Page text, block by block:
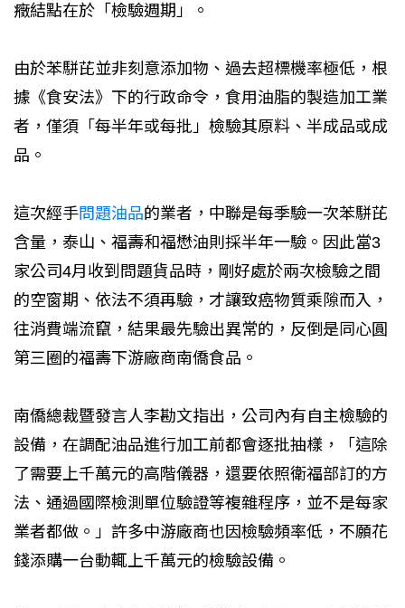
癥結點在於「檢驗週期」。
由於苯駢芘並非刻意添加物、過去超標機率極低，根
據《食安法》下的行政命令，食用油脂的製造加工業
者，僅須「每半年或每批」檢驗其原料、半成品或成
品。
這次經手問題油品的業者，中聯是每季驗一次苯駢芘
含量，泰山、福壽和福懋油則採半年一驗。因此當3
家公司4月收到問題貨品時，剛好處於兩次檢驗之間
的空窗期、依法不須再驗，才讓致癌物質乘隙而入，
往消費端流竄，結果最先驗出異常的，反倒是同心圓
第三圈的福壽下游廠商南僑食品。
南僑總裁暨發言人李勘文指出，公司內有自主檢驗的
設備，在調配油品進行加工前都會逐批抽樣，「這除
了需要上千萬元的高階儀器，還要依照衛福部訂的方
法、通過國際檢測單位驗證等複雜程序，並不是每家
業者都做。」許多中游廠商也因檢驗頻率低，不願花
錢添購一台動輒上千萬元的檢驗設備。